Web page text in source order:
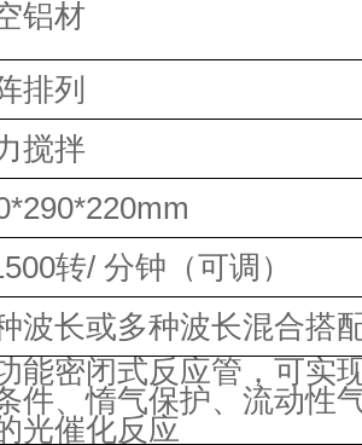
铝材
排列
搅拌
转/ 分钟（可调）
波长或多种波长混合搭
能密闭式反应管，可实
件、惰气保护、流动性
光催化反应